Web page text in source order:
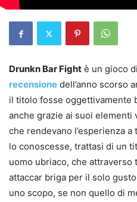
Drunkn Bar Fight è un gioco
recensione dell’anno scorso
il titolo fosse oggettivamente
anche grazie ai suoi elementi
che rendevano l’esperienza
lo conoscesse, trattasi di un
uomo ubriaco, che
attaccar briga per il solo
uno scopo, se non quello di